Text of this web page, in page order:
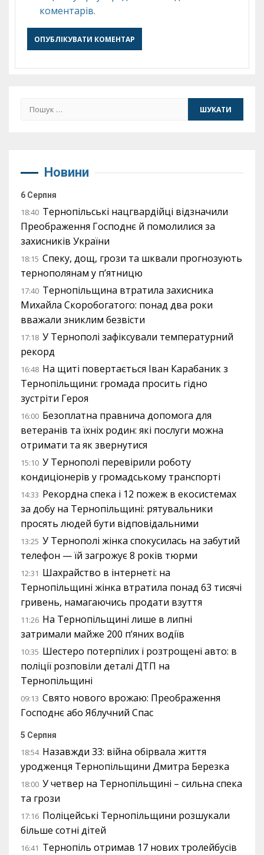
коментарів.
Пошук:
Новини
6 Серпня
18:40 Тернопільські нацгвардійці відзначили
Преображення Господнє й помолилися за
захисників України
18:15 Спеку, дощ, грози та шквали прогнозують
тернополянам у п’ятницю
17:40 Тернопільщина втратила захисника
Михайла Скоробогатого: понад два роки
вважали зниклим безвісти
17:18 У Тернополі зафіксували температурний
рекорд
16:48 На щиті повертається Іван Карабаник з
Тернопільщини: громада просить гідно
зустріти Героя
16:00 Безоплатна правнича допомога для
ветеранів та їхніх родин: які послуги можна
отримати та як звернутися
15:10 У Тернополі перевірили роботу
кондиціонерів у громадському транспорті
14:33 Рекордна спека і 12 пожеж в екосистемах
за добу на Тернопільщині: рятувальники
просять людей бути відповідальними
13:25 У Тернополі жінка спокусилась на забутий
телефон — їй загрожує 8 років тюрми
12:31 Шахрайство в інтернеті: на
Тернопільщині жінка втратила понад 63 тисячі
гривень, намагаючись продати взуття
11:26 На Тернопільщині лише в липні
затримали майже 200 п’яних водіїв
10:35 Шестеро потерпілих і розтрощені авто: в
поліції розповіли деталі ДТП на
Тернопільщині
09:13 Свято нового врожаю: Преображення
Господнє або Яблучний Спас
5 Серпня
18:54 Назавжди 33: війна обірвала життя
уродженця Тернопільщини Дмитра Березка
18:00 У четвер на Тернопільщині – сильна спека
та грози
17:16 Поліцейські Тернопільщини розшукали
більше сотні дітей
16:41 Тернопіль отримав 17 нових тролейбусів